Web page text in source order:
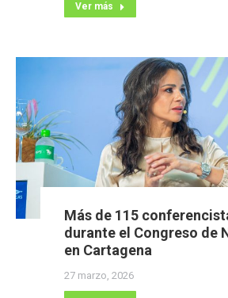
Ver más
Más de 115
durante el Congreso de
en Cartagena
27 marzo, 2026